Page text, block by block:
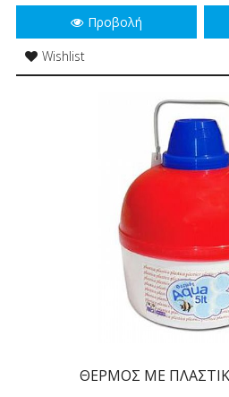
Προβολή
Wishlist
ΘΕΡΜΟΣ ΜΕ